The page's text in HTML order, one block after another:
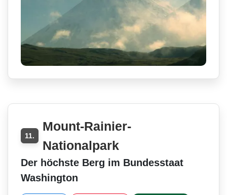
11.
Mount-Rainier-
Nationalpark
Der höchste Berg im Bundesstaat
Washington